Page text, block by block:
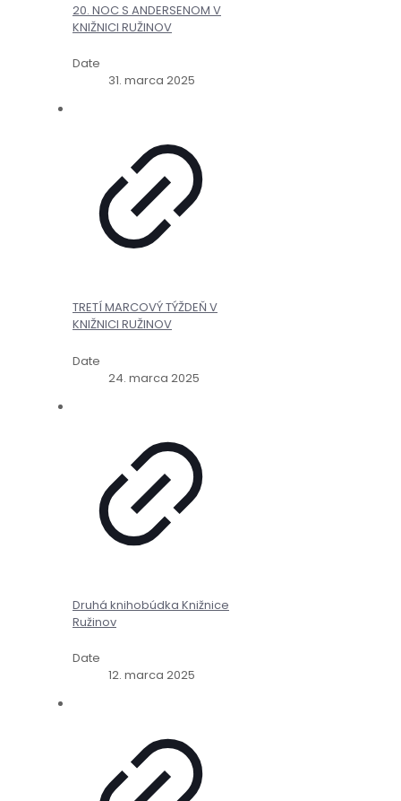
20. NOC S ANDERSENOM V
KNIŽNICI RUŽINOV
Date
31. marca 2025
TRETÍ MARCOVÝ TÝŽDEŇ V
KNIŽNICI RUŽINOV
Date
24. marca 2025
Druhá knihobúdka Knižnice
Ružinov
Date
12. marca 2025